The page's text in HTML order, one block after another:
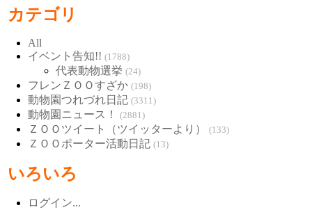
カテゴリ
All
イベント告知!! (1788)
代表動物選挙 (24)
フレンＺＯＯすざか (198)
動物園つれづれ日記 (3311)
動物園ニュース！ (2881)
ＺＯＯツイート（ツイッターより） (133)
ＺＯＯポーター活動日記 (13)
いろいろ
ログイン...